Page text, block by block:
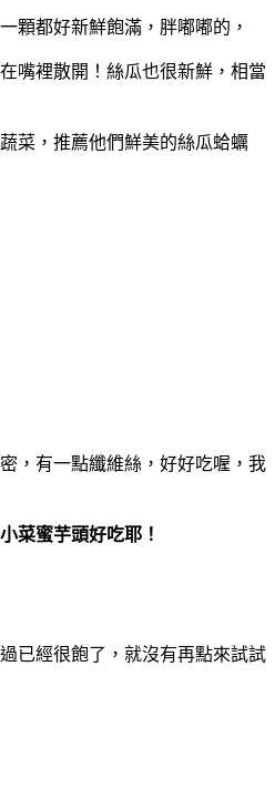
一顆都好新鮮飽滿，胖嘟嘟的，
嘴裡散開！絲瓜也很新鮮，相當
菜，推薦他們鮮美的絲瓜蛤蠣
，有一點纖維絲，好好吃喔，我
菜蜜芋頭好吃耶！
已經很飽了，就沒有再點來試試